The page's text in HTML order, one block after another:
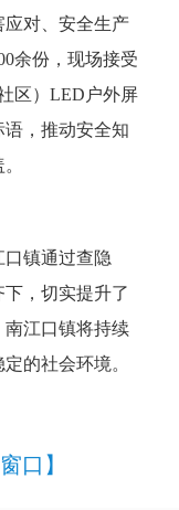
应对、安全生产
余份，现场接受
区）LED户外屏
，推动安全知
镇通过查隐
，切实提升了
江口镇将持续
的社会环境。
口】